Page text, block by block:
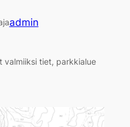
admin
valmiiksi tiet, parkkialue